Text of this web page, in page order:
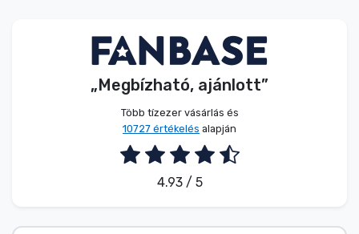
„Megbízható, ajánlott”
Több tízezer vásárlás és
10727 értékelés alapján
4.93 / 5